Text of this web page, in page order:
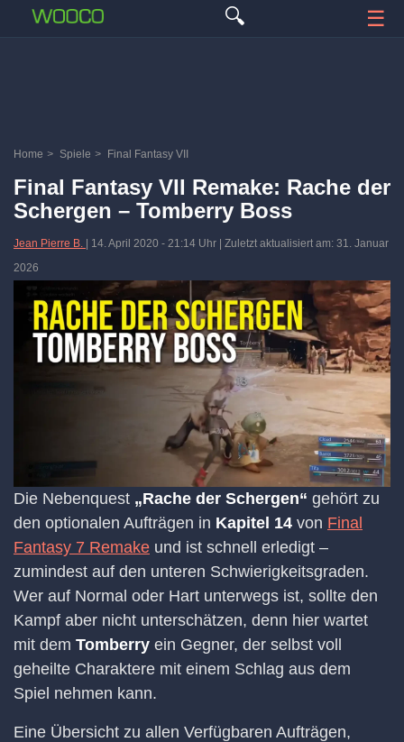
🔍 ☰
Home > Spiele > Final Fantasy VII
Final Fantasy VII Remake: Rache der
Schergen – Tomberry Boss
Jean Pierre B. 14. April 2020 - 21:14 Uhr | Zuletzt aktualisiert am: 31. Januar
2026
Die Nebenquest „Rache der Schergen“ gehört zu
den optionalen Aufträgen in Kapitel 14 von Final
Fantasy 7 Remake und ist schnell erledigt –
zumindest auf den unteren Schwierigkeitsgraden.
Wer auf Normal oder Hart unterwegs ist, sollte den
Kampf aber nicht unterschätzen, denn hier wartet
mit dem Tomberry ein Gegner, der selbst voll
geheilte Charaktere mit einem Schlag aus dem
Spiel nehmen kann.
Eine Übersicht zu allen Verfügbaren Aufträgen,